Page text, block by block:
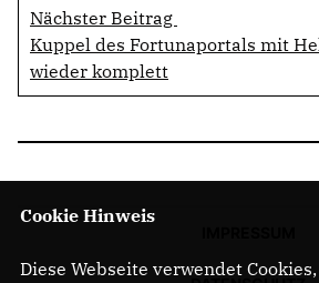
Nächster Beitrag
Kuppel des Fortunaportals mit
wieder komplett
Cookie Hinweis
Diese Webseite verwendet